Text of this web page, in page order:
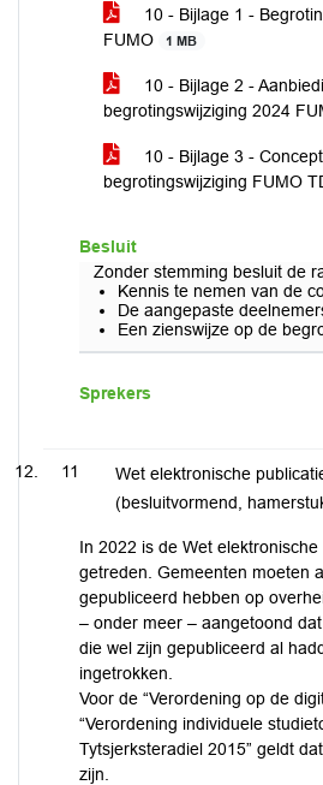
10 - Bijlage 1 -
FUMO
1 MB
10 - Bijlage 2 -
begrotingswijziging 2024
10 - Bijlage 3 -
begrotingswijziging FUMO
Besluit
Zonder stemming besluit de
Kennis te nemen van de
De aangepaste
Een zienswijze op de
Sprekers
11
Wet elektronische
(besluitvormend,
In 2022 is de Wet
getreden. Gemeenten moeten
gepubliceerd hebben op
– onder meer – aangetoond
die wel zijn gepubliceerd al
ingetrokken.
Voor de “Verordening op de
“Verordening individuele
Tytsjerksteradiel 2015” geldt
zijn.